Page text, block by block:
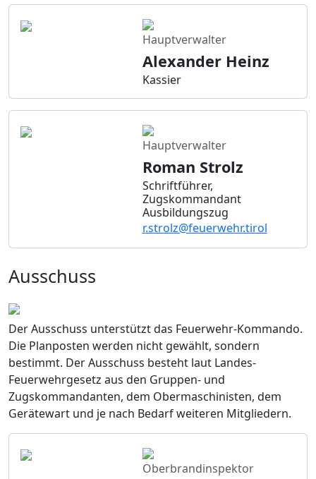
Hauptverwalter
Alexander Heinz
Kassier
Hauptverwalter
Roman Strolz
Schriftführer,
Zugskommandant
Ausbildungszug
r.strolz@feuerwehr.tirol
Ausschuss
Der Ausschuss unterstützt das Feuerwehr-Kommando.
Die Planposten werden nicht gewählt, sondern
bestimmt. Der Ausschuss besteht laut Landes-
Feuerwehrgesetz aus den Gruppen- und
Zugskommandanten, dem Obermaschinisten, dem
Gerätewart und je nach Bedarf weiteren Mitgliedern.
Oberbrandinspektor